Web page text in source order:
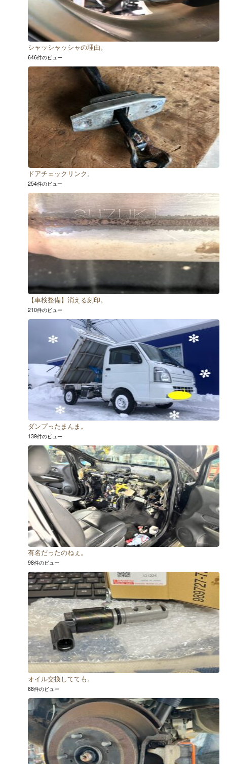
シャッシャッシャの理由。
646件のビュー
ドアチェックリンク。
254件のビュー
【車検整備】消える刻印。
210件のビュー
ダンプったまんま。
139件のビュー
有名だったのねぇ。
98件のビュー
オイル交換してても。
68件のビュー